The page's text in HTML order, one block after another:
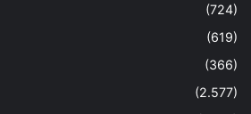
(724)
(619)
(366)
(2.577)